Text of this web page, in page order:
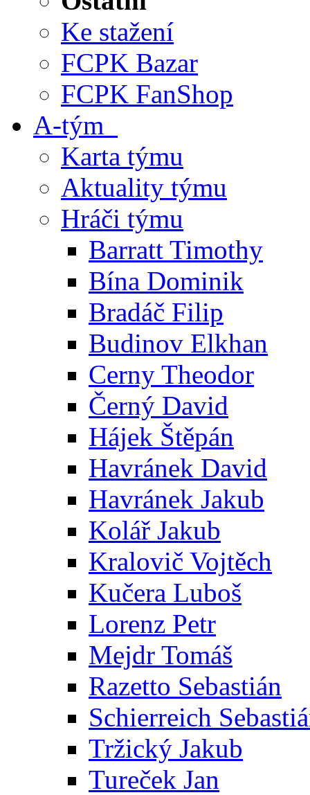
Ke stažení
FCPK Bazar
FCPK FanShop
A-tým
Karta týmu
Aktuality týmu
Hráči týmu
Barratt Timothy
Bína Dominik
Bradáč Filip
Budinov Elkhan
Cerny Theodor
Černý David
Hájek Štěpán
Havránek David
Havránek Jakub
Kolář Jakub
Kralovič Vojtěch
Kučera Luboš
Lorenz Petr
Mejdr Tomáš
Razetto Sebastián
Schierreich
Tržický Jakub
Tureček Jan